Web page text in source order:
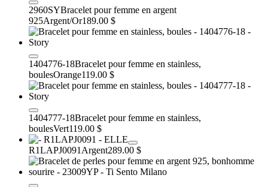
2960SYBracelet pour femme en argent
925Argent/Or189.00 $
1404776-18Bracelet pour femme en stainless,
boulesOrange119.00 $
1404777-18Bracelet pour femme en stainless,
boulesVert119.00 $
R1LAPJ0091 Argent289.00 $